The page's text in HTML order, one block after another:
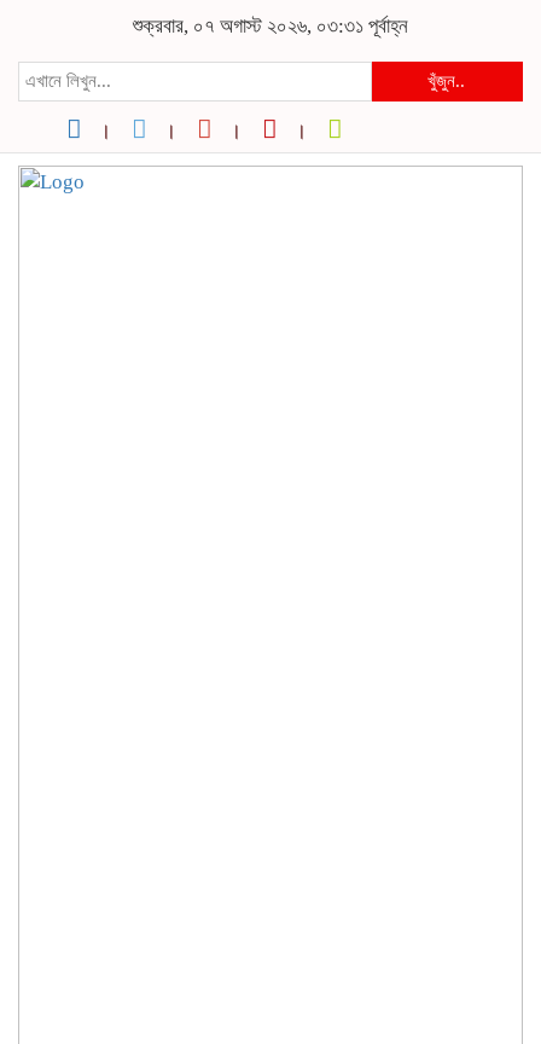
শুক্রবার, ০৭ অগাস্ট ২০২৬, ০৩:৩১ পূর্বাহ্ন
খুঁজুন..